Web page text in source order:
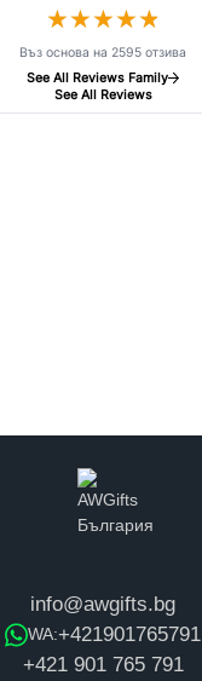
★★★★★
★★★★★
Въз основа на 2595 отзива
See All Reviews Family
See All Reviews
info@awgifts.bg
WA:+421901765791
+421 901 765 791